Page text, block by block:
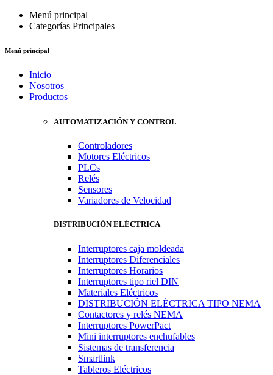
Menú principal
Categorías Principales
Menú principal
Inicio
Nosotros
Productos
AUTOMATIZACIÓN Y CONTROL
Controladores
Motores Eléctricos
PLCs
Relés
Sensores
Variadores de Velocidad
DISTRIBUCIÓN ELÉCTRICA
Interruptores caja moldeada
Interruptores Diferenciales
Interruptores Horarios
Interruptores tipo riel DIN
Materiales Eléctricos
DISTRIBUCIÓN ELÉCTRICA TIPO NEMA
Contactores y relés NEMA
Interruptores PowerPact
Mini interruptores enchufables
Sistemas de transferencia
Smartlink
Tableros Eléctricos